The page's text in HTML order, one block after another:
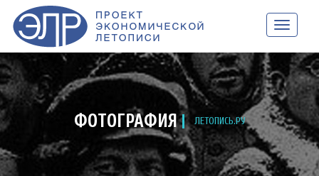
ФОТОГРАФИЯ ЛЕТОПИСЬ.РУ